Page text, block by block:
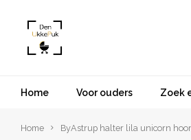
Home Voor ouders Zoek
Home ByAstrup halter lila unicorn